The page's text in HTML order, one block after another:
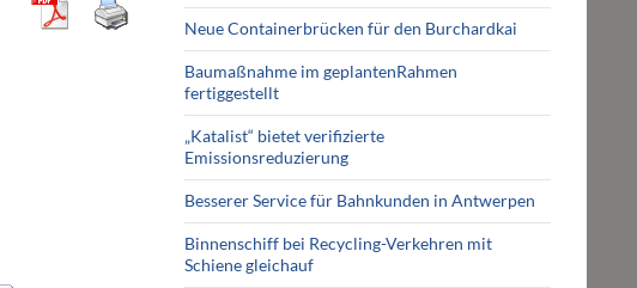
Neue Containerbrücken für den Burchardkai
Baumaßnahme im geplantenRahmen
fertiggestellt
„Katalist“ bietet verifizierte
Emissionsreduzierung
Besserer Service für Bahnkunden in Antwerpen
Binnenschiff bei Recycling-Verkehren mit
Schiene gleichauf